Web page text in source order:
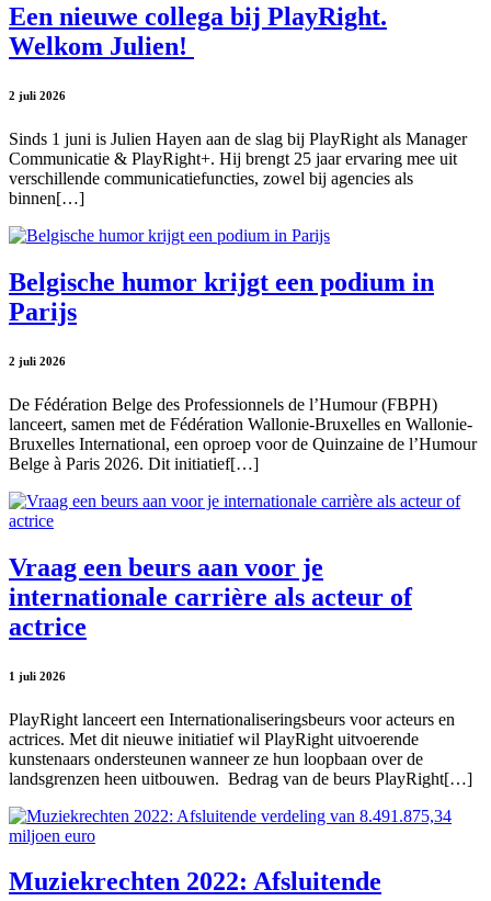
Een nieuwe collega bij PlayRight.
Welkom Julien!
2 juli 2026
Sinds 1 juni is Julien Hayen aan de slag bij PlayRight als Manager
Communicatie & PlayRight+. Hij brengt 25 jaar ervaring mee uit
verschillende communicatiefuncties, zowel bij agencies als
binnen[…]
Belgische humor krijgt een podium in
Parijs
2 juli 2026
De Fédération Belge des Professionnels de l’Humour (FBPH)
lanceert, samen met de Fédération Wallonie-Bruxelles en Wallonie-
Bruxelles International, een oproep voor de Quinzaine de l’Humour
Belge à Paris 2026. Dit initiatief[…]
Vraag een beurs aan voor je
internationale carrière als acteur of
actrice
1 juli 2026
PlayRight lanceert een Internationaliseringsbeurs voor acteurs en
actrices. Met dit nieuwe initiatief wil PlayRight uitvoerende
kunstenaars ondersteunen wanneer ze hun loopbaan over de
landsgrenzen heen uitbouwen. Bedrag van de beurs PlayRight[…]
Muziekrechten 2022: Afsluitende